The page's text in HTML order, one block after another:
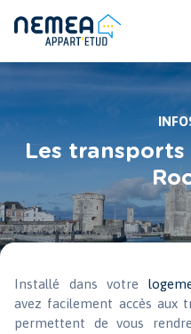
Les transports
Installé dans votre
avez facilement accès aux
permettent de vous